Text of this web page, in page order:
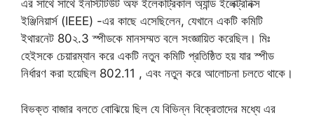
এর সাথে সাথে ইনস্টিটিউট অফ ইলেকট্রিকাল অ্যান্ড ইলেক্ট্রনিক্স
ইঞ্জিনিয়ার্স (IEEE) -এর কাছে এসেছিলেন, যেখানে একটি কমিটি
ইথারনেট 80২.3 স্পীডকে মানসম্মত বলে সংজ্ঞায়িত করেছিল। মিঃ
হেইসকে চেয়ারম্যান করে একটি নতুন কমিটি প্রতিষ্ঠিত হয় যার স্পীড
নির্ধারণ করা হয়েছিল 802.11 , এবং নতুন করে আলোচনা চলতে থাকে।
বিভক্ত বাজার বলতে বোঝিয়ে ছিল যে বিভিন্ন বিক্রেতাদের মধ্যে এর